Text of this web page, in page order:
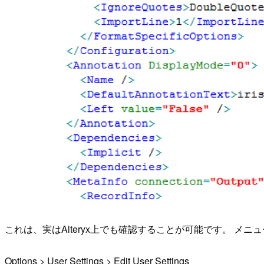
これは、実はAlteryx上でも確認することが可能です。 メニ
Options > User Settings > Edit User Settings